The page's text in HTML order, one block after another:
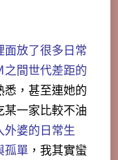
面放了很多日常
之間世代差距的
悉，甚至連她的
某一家比較不油
外婆的日常生
孤單 ，我其實蠻